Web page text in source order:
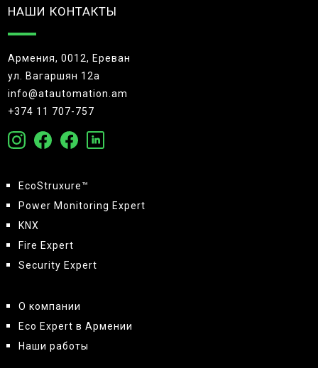
НАШИ КОНТАКТЫ
Армения, 0012, Ереван
ул. Вагаршян 12а
info@atautomation.am
+374 11 707-757
EcoStruxure™
Power Monitoring Expert
KNX
Fire Expert
Security Expert
О компании
Eco Expert в Армении
Наши работы